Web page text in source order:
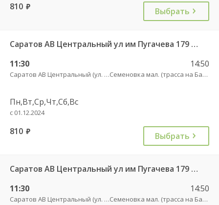
810 руб. Выбрать
Саратов АВ Центральный ул им Пугачева 179 А — Балашов (Привокзальная площадь 7) 603-1
11:30
Саратов АВ Центральный (ул. им. Пугачева, 179 А)
14:50
Семеновка мал. (трасса на Балашов)
Пн,Вт,Ср,Чт,Сб,Вс
с 01.12.2024
810 руб. Выбрать
Саратов АВ Центральный ул им Пугачева 179 А — Балашов (Привокзальная площадь 7) 603-1
11:30
Саратов АВ Центральный (ул. им. Пугачева, 179 А)
14:50
Семеновка мал. (трасса на Балашов)